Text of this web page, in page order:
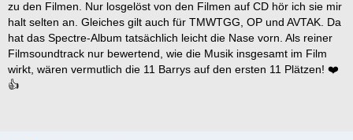
zu den Filmen. Nur losgelöst von den Filmen auf CD hör ich sie mir
halt selten an. Gleiches gilt auch für TMWTGG, OP und AVTAK. Da
hat das Spectre-Album tatsächlich leicht die Nase vorn. Als reiner
Filmsoundtrack nur bewertend, wie die Musik insgesamt im Film
wirkt, wären vermutlich die 11 Barrys auf den ersten 11 Plätzen! ❤️
👍